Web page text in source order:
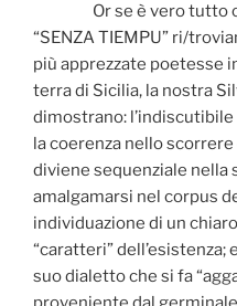
Or se è vero tutto
“SENZA TIEMPU” ri/
più apprezzate poetesse
terra di Sicilia, la nostra
dimostrano:
la coerenza nello
diviene sequenziale nella
amalgamarsi nel corpus
individuazione di un
“caratteri” dell’esistenza;
suo dialetto che si fa